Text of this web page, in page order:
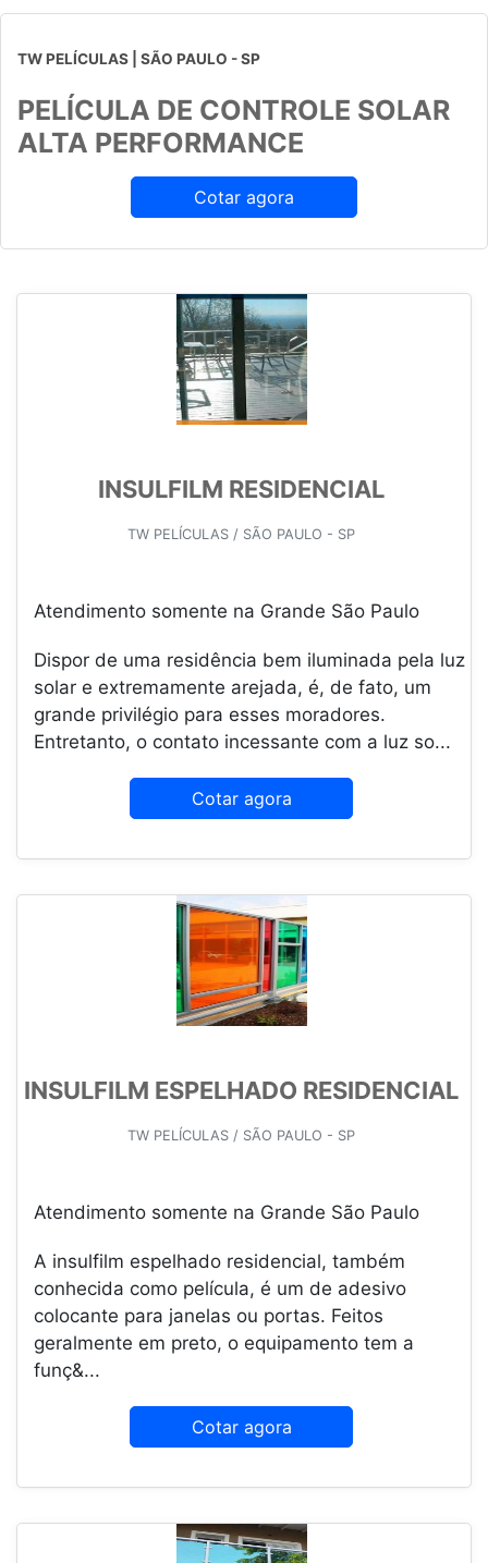
TW PELÍCULAS | SÃO PAULO - SP
PELÍCULA DE CONTROLE SOLAR
ALTA PERFORMANCE
Cotar agora
INSULFILM RESIDENCIAL
TW PELÍCULAS / SÃO PAULO - SP
Atendimento somente na Grande São Paulo
Dispor de uma residência bem iluminada pela luz
solar e extremamente arejada, é, de fato, um
grande privilégio para esses moradores.
Entretanto, o contato incessante com a luz so...
Cotar agora
INSULFILM ESPELHADO RESIDENCIAL
TW PELÍCULAS / SÃO PAULO - SP
Atendimento somente na Grande São Paulo
A insulfilm espelhado residencial, também
conhecida como película, é um de adesivo
colocante para janelas ou portas. Feitos
geralmente em preto, o equipamento tem a
funç&...
Cotar agora